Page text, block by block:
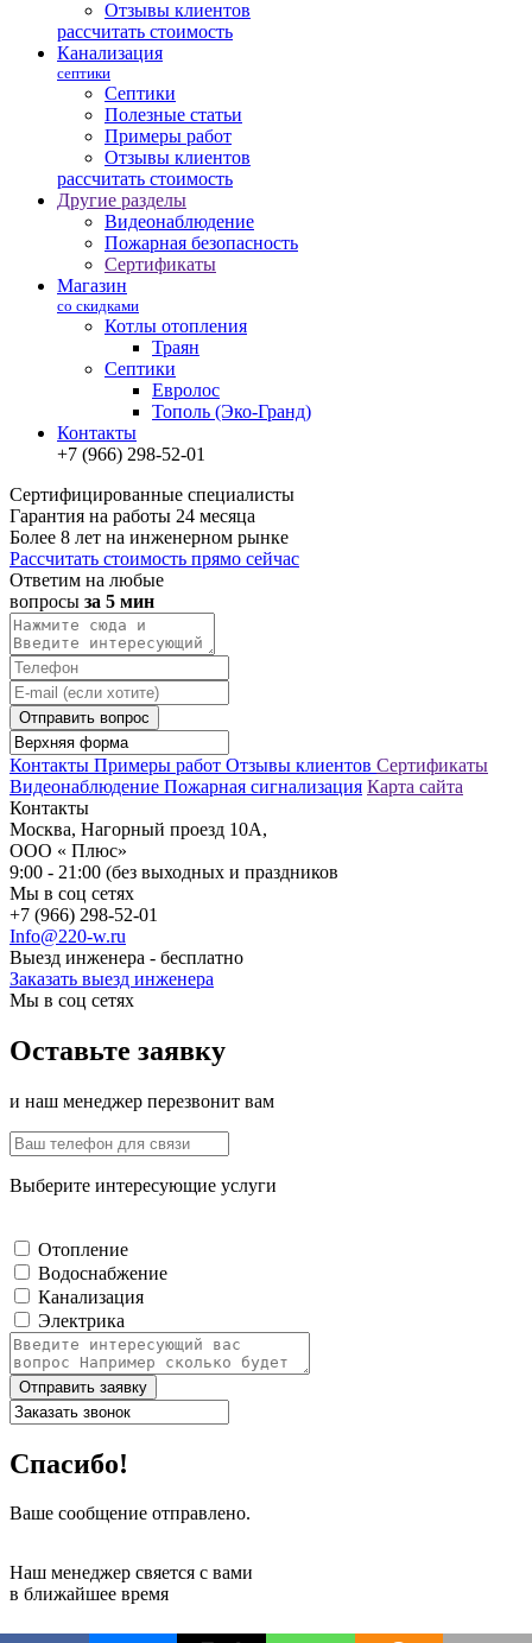
Отзывы клиентов
рассчитать стоимость
Канализация
септики
Септики
Полезные статьи
Примеры работ
Отзывы клиентов
рассчитать стоимость
Другие разделы
Видеонаблюдение
Пожарная безопасность
Сертификаты
Магазин
со скидками
Котлы отопления
Траян
Септики
Евролос
Тополь (Эко-Гранд)
Контакты
+7 (966) 298-52-01
Сертифицированные специалисты
Гарантия на работы 24 месяца
Более 8 лет на инженерном рынке
Рассчитать стоимость прямо сейчас
Ответим на любые
вопросы за 5 мин
Отправить вопрос
Контакты Примеры работ Отзывы клиентов Сертификаты
Видеонаблюдение Пожарная сигнализация Карта сайта
Контакты
Москва, Нагорный проезд 10А,
ООО « Плюс»
9:00 - 21:00 (без выходных и праздников
Мы в соц сетях
+7 (966) 298-52-01
Info@220-w.ru
Выезд инженера - бесплатно
Заказать выезд инженера
Мы в соц сетях
Оставьте заявку
и наш менеджер перезвонит вам
Выберите интересующие услуги
Отопление
Водоснабжение
Канализация
Электрика
Отправить заявку
Спасибо!
Ваше сообщение отправлено.
Наш менеджер свяется с вами
в ближайшее время